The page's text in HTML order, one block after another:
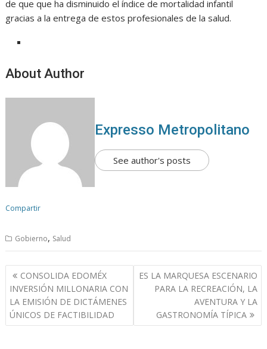
de que que ha disminuido el índice de mortalidad infantil
gracias a la entrega de estos profesionales de la salud.
About Author
Expresso Metropolitano
See author's posts
Compartir
Gobierno, Salud
N
a
v
e
CONSOLIDA EDOMÉX
INVERSIÓN MILLONARIA CON
LA EMISIÓN DE DICTÁMENES
ÚNICOS DE FACTIBILIDAD
ES LA MARQUESA ESCENARIO
PARA LA RECREACIÓN, LA
AVENTURA Y LA
GASTRONOMÍA TÍPICA